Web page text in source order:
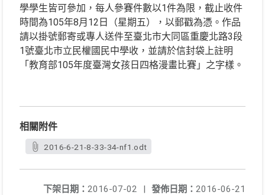
學學生皆可參加，每人參賽件數以1件為限，截止收件
時間為105年8月12日（星期五），以郵戳為憑。作品
請以掛號郵寄或專人送件至臺北市大同區重慶北路3段
1號臺北市立民權國民中學收，並請於信封袋上註明
「教育部105年度臺灣女孩日四格漫畫比賽」之字樣。
相關附件
2016-6-21-8-33-34-nf1.odt
發佈日期： 2016-06-21
下架日期： 2016-07-02
|